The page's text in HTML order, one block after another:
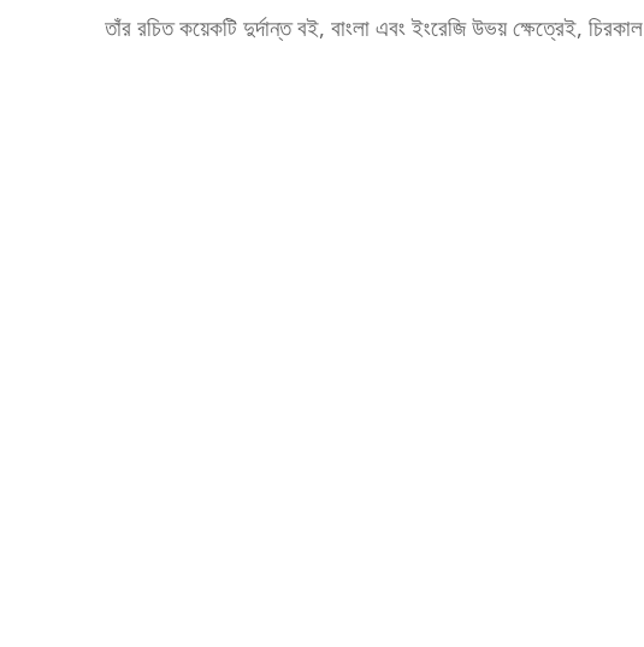
তাঁর রচিত কয়েকটি দুর্দান্ত বই, বাংলা এবং ইংরেজি উভয় ক্ষেত্রেই,